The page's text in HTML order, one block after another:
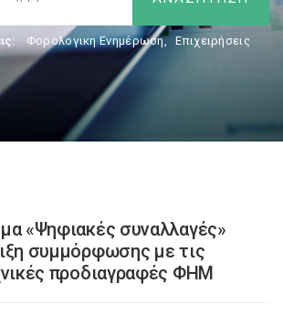
Φορολογικη Ενημέρωση, Επιχειρήσεις
«Ψηφιακές συναλλαγές»
συμμόρφωσης με τις
προδιαγραφές ΦΗΜ